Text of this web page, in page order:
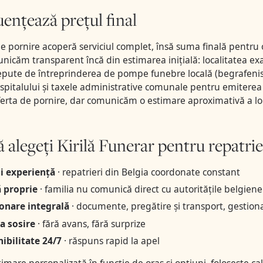
prețul final
pornire acoperă serviciul complet, însă suma finală
transparent încă din estimarea inițială: localitatea
de întreprinderea de pompe funebre locală
și taxele administrative comunale pentru
de pornire, dar comunicăm o estimare aproximativă a
alegeți Kirilă Funerar pentru
experiență· repatrieri din Belgia coordonate constant
proprie· familia nu comunică direct cu autoritățile belgiene
integrală· documente, pregătire și transport,
sosire· fără avans, fără surprize
24/7· răspuns rapid la apel